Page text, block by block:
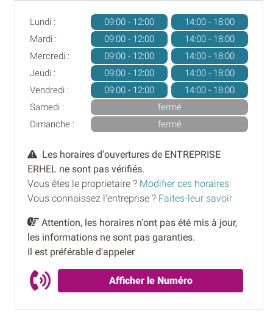
Lundi : 09:00 - 12:00
14:00 - 18:00
Mardi :
09:00 - 12:00
14:00 - 18:00
Mercredi :
09:00 - 12:00
14:00 - 18:00
Jeudi :
09:00 - 12:00
14:00 - 18:00
Vendredi :
09:00 - 12:00
14:00 - 18:00
Samedi :
fermé
Dimanche :
fermé
Les horaires d'ouvertures de ENTREPRISE
ERHEL ne sont pas vérifiés.
Vous êtes le proprietaire ? Modifier ces horaires
Vous connaissez l'entreprise ? Faites-leur savoir
Attention, les horaires n'ont pas été mis à jour,
les informations ne sont pas garanties.
Il est préférable d'appeler
Afficher le Numéro